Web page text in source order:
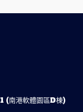
(南港軟體園區D棟)